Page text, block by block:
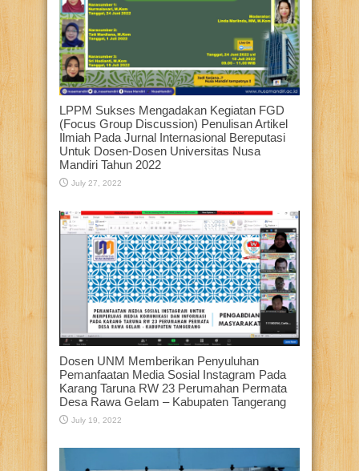
LPPM Sukses Mengadakan Kegiatan FGD
(Focus Group Discussion) Penulisan Artikel
Ilmiah Pada Jurnal Internasional Bereputasi
Untuk Dosen-Dosen Universitas Nusa
Mandiri Tahun 2022
July 27, 2022
Dosen UNM Memberikan Penyuluhan
Pemanfaatan Media Sosial Instagram Pada
Karang Taruna RW 23 Perumahan Permata
Desa Rawa Gelam – Kabupaten Tangerang
July 19, 2022